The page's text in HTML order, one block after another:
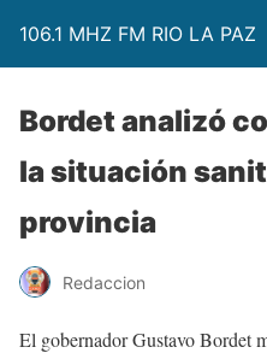
106.1 MHZ FM RIO LA PAZ
Bordet analizó
la situación
provincia
Redaccion
El gobernador Gustavo Bordet